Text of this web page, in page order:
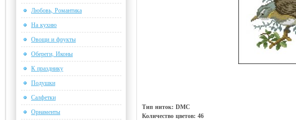
Любовь, Романтика
На кухню
Овощи и фрукты
Обереги, Иконы
К празднику
Подушки
Салфетки
Орнаменты
Тип ниток: DMC
Количество цветов: 46